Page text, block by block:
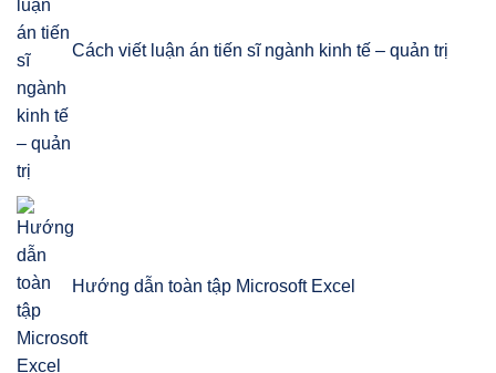
Cách viết luận án tiến sĩ ngành kinh tế – quản trị
Hướng dẫn toàn tập Microsoft Excel